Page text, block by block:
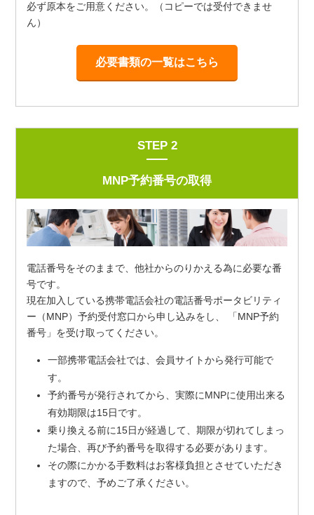
必ず原本をご用意ください。（コピーでは受付できませ
ん）
必要書類の一覧はこちら
STEP 2
MNP予約番号の取得
電話番号をそのままで、他社からのりかえる為に必要な番
号です。
現在加入している携帯電話会社の電話番号ポータビリティ
ー（MNP）予約受付窓口から申し込みをし、 「MNP予約
番号」を受け取ってください。
一部携帯電話会社では、会員サイトから発行可能で
す。
予約番号が発行されてから、実際にMNPに使用出来る
有効期限は15日です。
乗り換える前に15日が経過して、期限が切れてしまっ
た場合、再び予約番号を取得する必要があります。
その際にかかる手数料はお客様負担とさせていただき
ますので、予めご了承ください。